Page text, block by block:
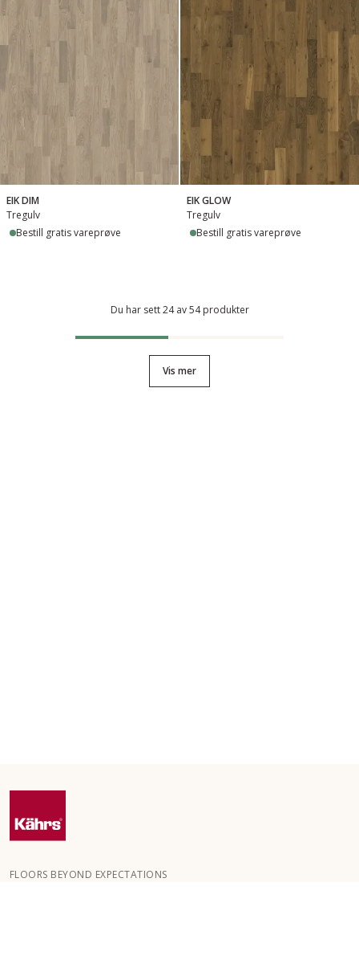
EIK DIM
Tregulv
Bestill gratis vareprøve
EIK GLOW
Tregulv
Bestill gratis vareprøve
Du har sett 24 av 54 produkter
Vis mer
FLOORS BEYOND EXPECTATIONS